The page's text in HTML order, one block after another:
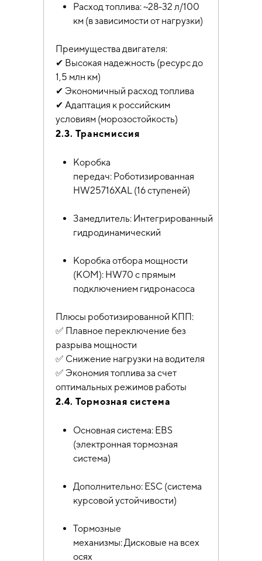
Расход топлива: ~28-32 л/100
км (в зависимости от нагрузки)
Преимущества двигателя:
✔ Высокая надежность (ресурс до
1,5 млн км)
✔ Экономичный расход топлива
✔ Адаптация к российским
условиям (морозостойкость)
2.3. Трансмиссия
Коробка
передач: Роботизированная
HW25716XAL (16 ступеней)
Замедлитель: Интегрированный
гидродинамический
Коробка отбора мощности
(КОМ): HW70 с прямым
подключением гидронасоса
Плюсы роботизированной КПП:
✅ Плавное переключение без
разрыва мощности
✅ Снижение нагрузки на водителя
✅ Экономия топлива за счет
оптимальных режимов работы
2.4. Тормозная система
Основная система: EBS
(электронная тормозная
система)
Дополнительно: ESC (система
курсовой устойчивости)
Тормозные
механизмы: Дисковые на всех
осях